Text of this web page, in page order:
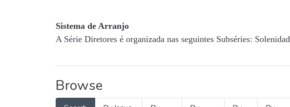
Sistema de Arranjo
A Série Diretores é organizada nas seguintes Subséries:
Browse